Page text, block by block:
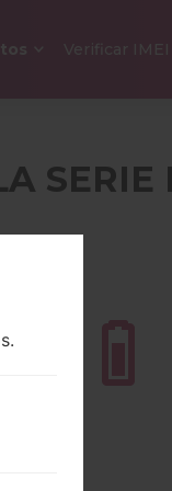
Verificar IMEI
SERIE